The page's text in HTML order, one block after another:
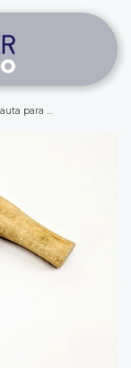
4 - 1/2 - 3/4 - 4/4